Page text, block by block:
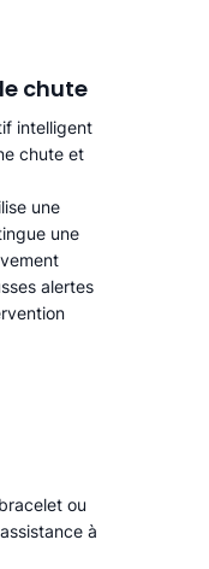
chute
intelligent
chute et
une
une
alertes
ou
à